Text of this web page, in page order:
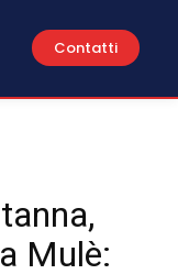
Contatti
Mulè: